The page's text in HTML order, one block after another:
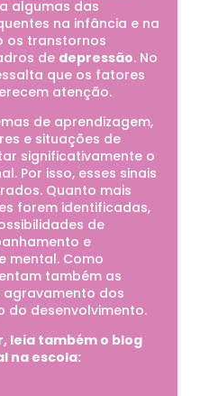
algumas das
na infância e na
os transtornos
de depressão. No
que os fatores
atenção.
de aprendizagem,
e situações de
significativamente o
Por isso, esses sinais
Quanto mais
forem identificadas,
de
e
mental. Como
também as
agravamento dos
do desenvolvimento.
leia também o blog
na escola: